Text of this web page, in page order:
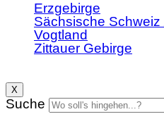
Erzgebirge
Sächsische
Vogtland
Zittauer Gebirge
X
Suche